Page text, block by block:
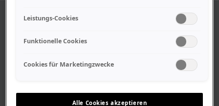
Geschäftszeiten
Stellenangebote
Leistungs-Cookies
Funktionelle Cookies
Cookies für Marketingzwecke
Alle Cookies akzeptieren